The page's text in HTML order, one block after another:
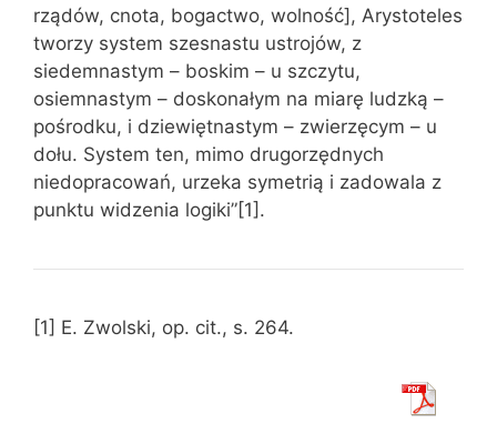
rządów, cnota, bogactwo, wolność], Arystoteles
tworzy system szesnastu ustrojów, z
siedemnastym – boskim – u szczytu,
osiemnastym – doskonałym na miarę ludzką –
pośrodku, i dziewiętnastym – zwierzęcym – u
dołu. System ten, mimo drugorzędnych
niedopracowań, urzeka symetrią i zadowala z
punktu widzenia logiki”[1].
[1] E. Zwolski, op. cit., s. 264.